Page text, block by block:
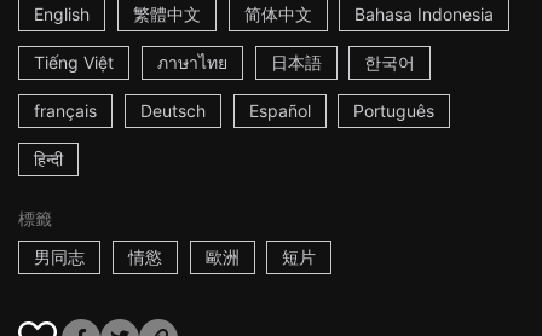
English
繁體中文 简体中文 Bahasa Indonesia
Tiếng Việt ภาษาไทย 日本語 한국어
français Deutsch Español Português
हिन्दी
標籤
男同志
情慾 歐洲 短片